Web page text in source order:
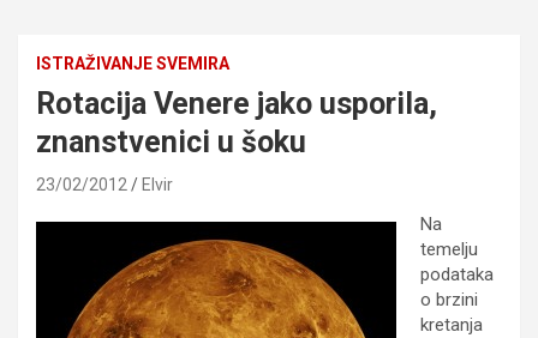
ISTRAŽIVANJE SVEMIRA
Rotacija Venere jako usporila,
znanstvenici u šoku
23/02/2012 Elvir
Na
temelju
podataka
o brzini
kretanja